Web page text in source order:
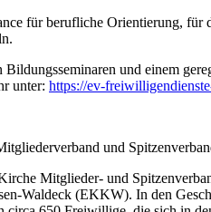
für berufliche Orientierung,
und einem
unter: https://ev-
und
Mitglieder- und
Waldeck (EKKW). In den